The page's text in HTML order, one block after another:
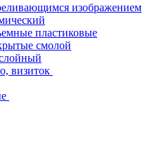
изображением
пластиковые
смолой
визиток